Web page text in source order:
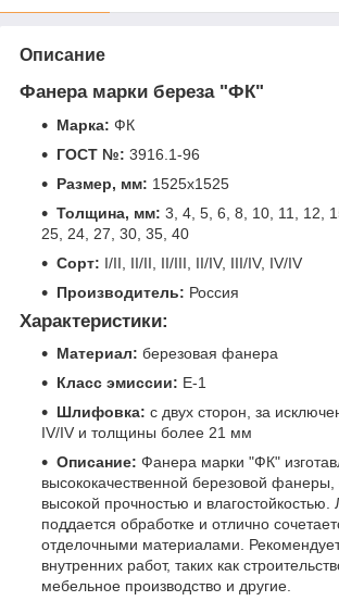
Описание
Фанера марки береза "ФК"
Марка: ФК
ГОСТ №: 3916.1-96
Размер, мм: 1525х1525
Толщина, мм: 3, 4, 5, 6, 8, 10, 11, 12,
25, 24, 27, 30, 35, 40
Сорт: I/II, II/II, II/III, II/IV, III/IV, IV/IV
Производитель: Россия
Характеристики:
Материал: березовая фанера
Класс эмиссии: Е-1
Шлифовка: с двух сторон, за
IV/IV и толщины более 21 мм
Описание: Фанера марки "ФК"
высококачественной березовой
высокой прочностью и влагостойкостью.
поддается обработке и отлично
отделочными материалами.
внутренних работ, таких как
мебельное производство и другие.